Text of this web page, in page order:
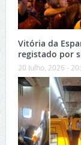
Vitória da
registado por
20 Julho, 2026 -